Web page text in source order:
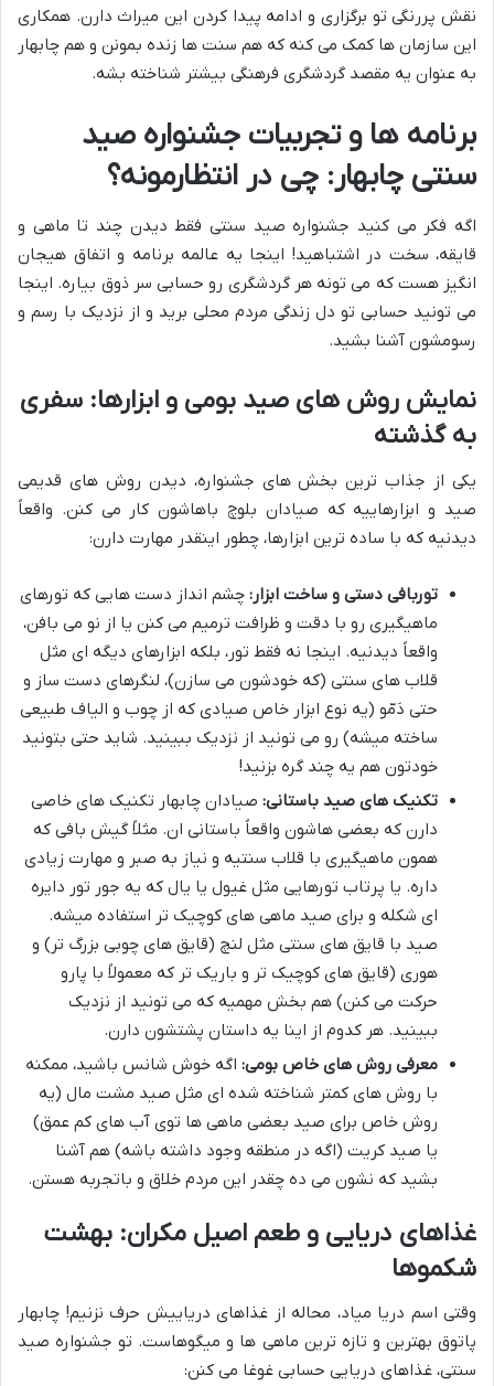
نقش پررنگی تو برگزاری و ادامه پیدا کردن این میراث دارن. همکاری
این سازمان ها کمک می کنه که هم سنت ها زنده بمونن و هم چابهار
به عنوان یه مقصد گردشگری فرهنگی بیشتر شناخته بشه.
برنامه ها و تجربیات جشنواره صید
سنتی چابهار: چی در انتظارمونه؟
اگه فکر می کنید جشنواره صید سنتی فقط دیدن چند تا ماهی و
قایقه، سخت در اشتباهید! اینجا یه عالمه برنامه و اتفاق هیجان
انگیز هست که می تونه هر گردشگری رو حسابی سر ذوق بیاره. اینجا
می تونید حسابی تو دل زندگی مردم محلی برید و از نزدیک با رسم و
رسومشون آشنا بشید.
نمایش روش های صید بومی و ابزارها: سفری
به گذشته
یکی از جذاب ترین بخش های جشنواره، دیدن روش های قدیمی
صید و ابزارهاییه که صیادان بلوچ باهاشون کار می کنن. واقعاً
دیدنیه که با ساده ترین ابزارها، چطور اینقدر مهارت دارن:
توربافی دستی و ساخت ابزار: چشم انداز دست هایی که تورهای
ماهیگیری رو با دقت و ظرافت ترمیم می کنن یا از نو می بافن،
واقعاً دیدنیه. اینجا نه فقط تور، بلکه ابزارهای دیگه ای مثل
قلاب های سنتی (که خودشون می سازن)، لنگرهای دست ساز و
حتی دَمّو (یه نوع ابزار خاص صیادی که از چوب و الیاف طبیعی
ساخته میشه) رو می تونید از نزدیک ببینید. شاید حتی بتونید
خودتون هم یه چند گره بزنید!
تکنیک های صید باستانی: صیادان چابهار تکنیک های خاصی
دارن که بعضی هاشون واقعاً باستانی ان. مثلاً گیش بافی که
همون ماهیگیری با قلاب سنتیه و نیاز به صبر و مهارت زیادی
داره. یا پرتاب تورهایی مثل غیول یا یال که یه جور تور دایره
ای شکله و برای صید ماهی های کوچیک تر استفاده میشه.
صید با قایق های سنتی مثل لنچ (قایق های چوبی بزرگ تر) و
هوری (قایق های کوچیک تر و باریک تر که معمولاً با پارو
حرکت می کنن) هم بخش مهمیه که می تونید از نزدیک
ببینید. هر کدوم از اینا یه داستان پشتشون دارن.
معرفی روش های خاص بومی: اگه خوش شانس باشید، ممکنه
با روش های کمتر شناخته شده ای مثل صید مشت مال (یه
روش خاص برای صید بعضی ماهی ها توی آب های کم عمق)
یا صید کریت (اگه در منطقه وجود داشته باشه) هم آشنا
بشید که نشون می ده چقدر این مردم خلاق و باتجربه هستن.
غذاهای دریایی و طعم اصیل مکران: بهشت
شکموها
وقتی اسم دریا میاد، محاله از غذاهای دریاییش حرف نزنیم! چابهار
پاتوق بهترین و تازه ترین ماهی ها و میگوهاست. تو جشنواره صید
سنتی، غذاهای دریایی حسابی غوغا می کنن: